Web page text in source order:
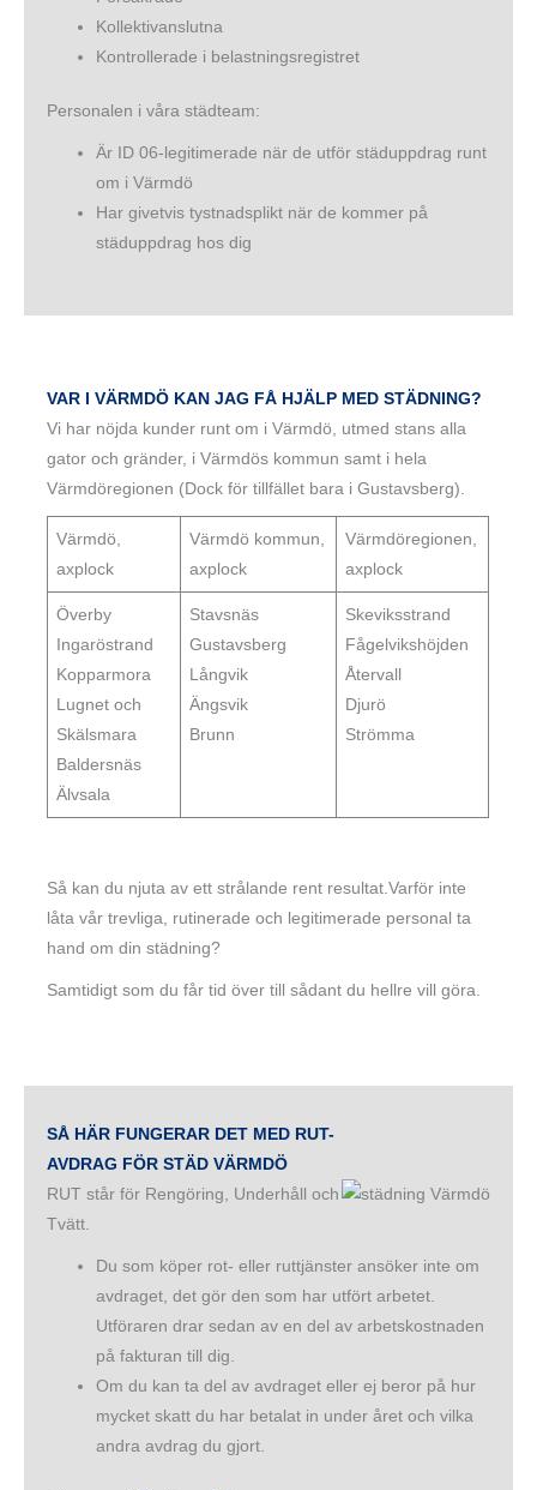
Kollektivanslutna
Kontrollerade i belastningsregistret
Personalen i våra städteam:
Är ID 06-legitimerade när de utför städuppdrag runt
om i Värmdö
Har givetvis tystnadsplikt när de kommer på
städuppdrag hos dig
VAR I VÄRMDÖ KAN JAG FÅ HJÄLP MED STÄDNING?
Vi har nöjda kunder runt om i Värmdö, utmed stans alla
gator och gränder, i Värmdös kommun samt i hela
Värmdöregionen (Dock för tillfället bara i Gustavsberg).
Värmdö,
axplock
Värmdö kommun,
axplock
Värmdöregionen,
axplock
Överby
Ingaröstrand
Kopparmora
Lugnet och
Skälsmara
Baldersnäs
Älvsala
Stavsnäs
Gustavsberg
Långvik
Ängsvik
Brunn
Skeviksstrand
Fågelvikshöjden
Återvall
Djurö
Strömma
Så kan du njuta av ett strålande rent resultat.Varför inte
låta vår trevliga, rutinerade och legitimerade personal ta
hand om din städning?
Samtidigt som du får tid över till sådant du hellre vill göra.
SÅ HÄR FUNGERAR DET MED RUT-
AVDRAG FÖR STÄD VÄRMDÖ
RUT står för Rengöring, Underhåll och
Tvätt.
Du som köper rot- eller ruttjänster ansöker inte om
avdraget, det gör den som har utfört arbetet.
Utföraren drar sedan av en del av arbetskostnaden
på fakturan till dig.
Om du kan ta del av avdraget eller ej beror på hur
mycket skatt du har betalat in under året och vilka
andra avdrag du gjort.